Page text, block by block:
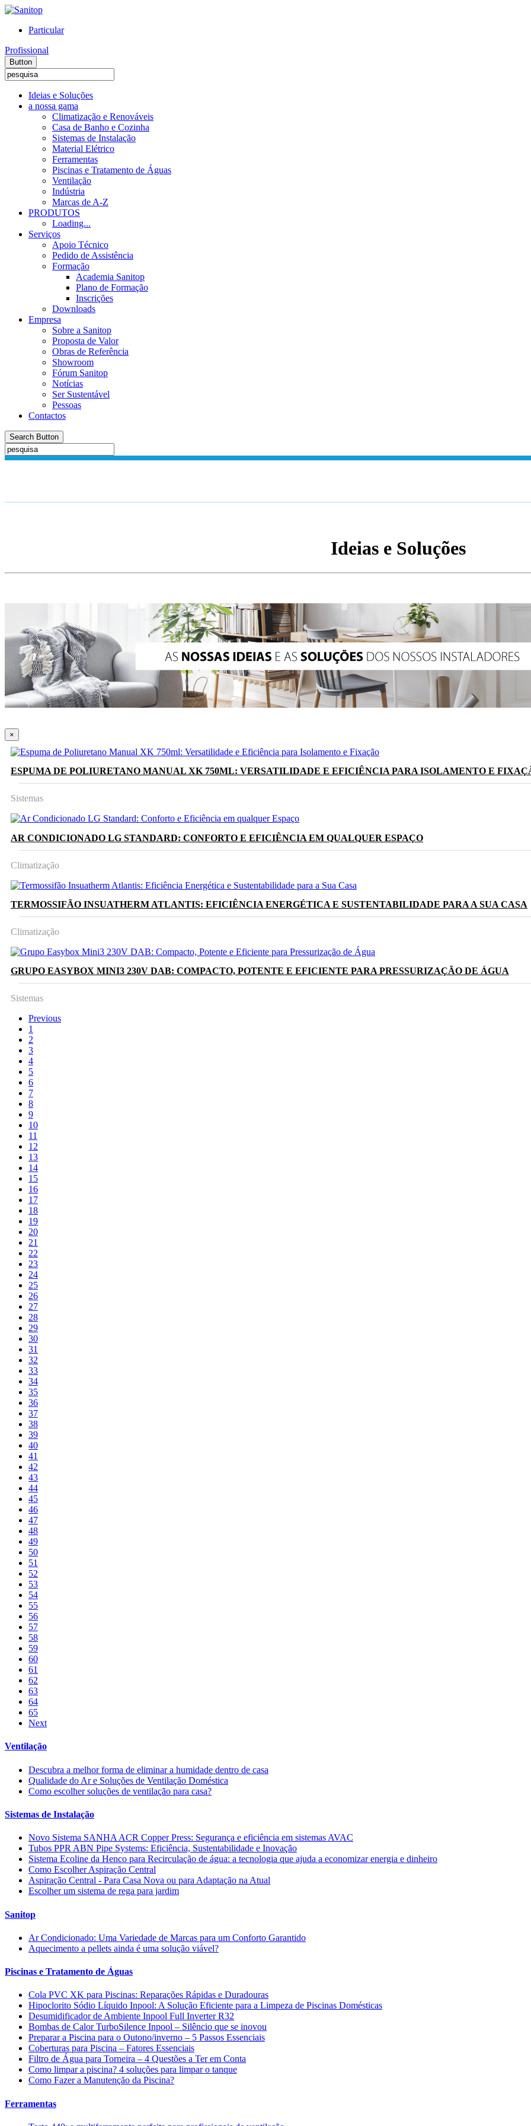
Particular
Profissional
Button
Ideias e Soluções
a nossa gama
Climatização e Renováveis
Casa de Banho e Cozinha
Sistemas de Instalação
Material Elétrico
Ferramentas
Piscinas e Tratamento de Águas
Ventilação
Indústria
Marcas de A-Z
PRODUTOS
Loading...
Serviços
Apoio Técnico
Pedido de Assistência
Formação
Academia Sanitop
Plano de Formação
Inscrições
Downloads
Empresa
Sobre a Sanitop
Proposta de Valor
Obras de Referência
Showroom
Fórum Sanitop
Notícias
Ser Sustentável
Pessoas
Contactos
Search Button
Ideias e Soluções
×
ESPUMA DE POLIURETANO MANUAL XK 750ML: VERSATILIDADE E EFICIÊNCIA PARA ISOLAMENTO E
Sistemas
AR CONDICIONADO LG STANDARD: CONFORTO E EFICIÊNCIA EM QUALQUER ESPAÇO
Climatização
TERMOSSIFÃO INSUATHERM ATLANTIS: EFICIÊNCIA ENERGÉTICA E SUSTENTABILIDADE PARA A SUA CASA
Climatização
GRUPO EASYBOX MINI3 230V DAB: COMPACTO, POTENTE E EFICIENTE PARA PRESSURIZAÇÃO DE ÁGUA
Sistemas
Previous
1
2
3
4
5
6
7
8
9
10
11
12
13
14
15
16
17
18
19
20
21
22
23
24
25
26
27
28
29
30
31
32
33
34
35
36
37
38
39
40
41
42
43
44
45
46
47
48
49
50
51
52
53
54
55
56
57
58
59
60
61
62
63
64
65
Next
Ventilação
Descubra a melhor forma de eliminar a humidade dentro de casa
Qualidade do Ar e Soluções de Ventilação Doméstica
Como escolher soluções de ventilação para casa?
Sistemas de Instalação
Novo Sistema SANHA ACR Copper Press: Segurança e eficiência em sistemas AVAC
Tubos PPR ABN Pipe Systems: Eficiência, Sustentabilidade e Inovação
Sistema Ecoline da Henco para Recirculação de água: a tecnologia que ajuda a economizar energia e dinheiro
Como Escolher Aspiração Central
Aspiração Central - Para Casa Nova ou para Adaptação na Atual
Escolher um sistema de rega para jardim
Sanitop
Ar Condicionado: Uma Variedade de Marcas para um Conforto Garantido
Aquecimento a pellets ainda é uma solução viável?
Piscinas e Tratamento de Águas
Cola PVC XK para Piscinas: Reparações Rápidas e Duradouras
Hipoclorito Sódio Líquido Inpool: A Solução Eficiente para a Limpeza de Piscinas Domésticas
Desumidificador de Ambiente Inpool Full Inverter R32
Bombas de Calor TurboSilence Inpool – Silêncio que se inovou
Preparar a Piscina para o Outono/inverno – 5 Passos Essenciais
Coberturas para Piscina – Fatores Essenciais
Filtro de Água para Torneira – 4 Questões a Ter em Conta
Como limpar a piscina? 4 soluções para limpar o tanque
Como Fazer a Manutenção da Piscina?
Ferramentas